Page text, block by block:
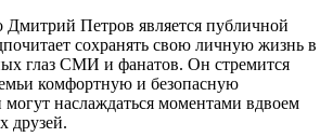
Дмитрий Петров является публичной
сохранять свою личную жизнь в
глаз СМИ и фанатов. Он стремится
комфортную и безопасную
могут наслаждаться моментами вдвоем
друзей.